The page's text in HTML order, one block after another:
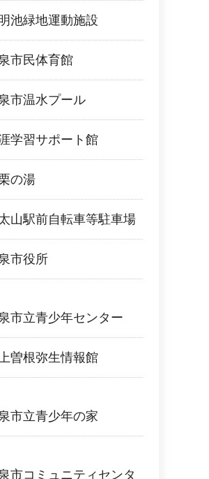
池緑地運動施設
市民体育館
市温水プール
学習サポート館
の湯
山駅前自転車等駐車場
市役所
市立青少年センター
曽根弥生情報館
市立青少年の家
市コミュニティセンタ